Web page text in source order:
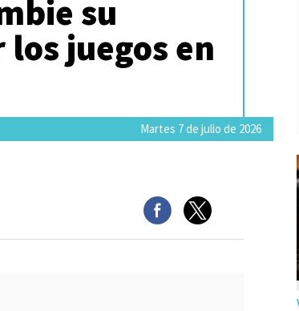
su
juegos en
Martes 7 de julio de 2026